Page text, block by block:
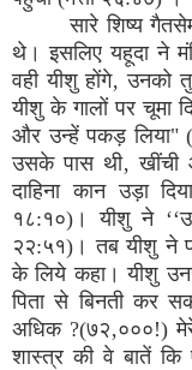
सारे शिष्य
थे। इसलिए यहूदा ने
वही यीशु होंगे‚ उनको
यीशु के गालों पर चूमा
और उन्हें पकड़ लिया"
उसके पास थी‚
दाहिना कान उड़ा
१८:१०)। यीशु ने
२२:५१)। तब यीशु ने
के लिये कहा। यीशु
पिता से बिनती कर
अधिक ?(७२‚०००!)
शास्त्र की वे बातें कि